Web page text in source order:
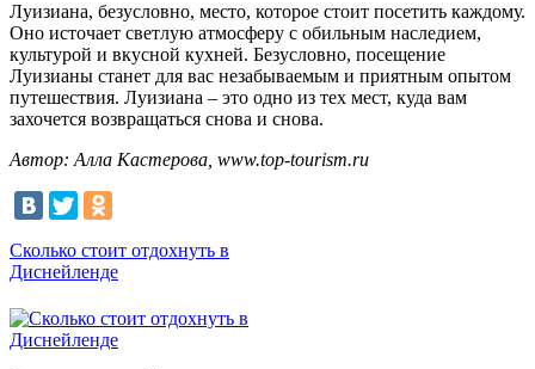
Луизиана, безусловно, место, которое стоит посетить каждому.
Оно источает светлую атмосферу с обильным наследием,
культурой и вкусной кухней. Безусловно, посещение
Луизианы станет для вас незабываемым и приятным опытом
путешествия. Луизиана – это одно из тех мест, куда вам
захочется возвращаться снова и снова.
Автор: Алла Кастерова, www.top-tourism.ru
Сколько стоит отдохнуть в
Диснейленде